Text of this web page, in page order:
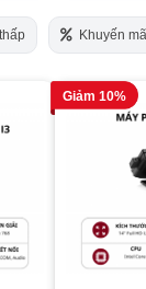
Khuyến
Giảm 10%